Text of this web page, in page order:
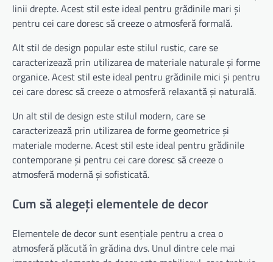
linii drepte. Acest stil este ideal pentru grădinile mari și
pentru cei care doresc să creeze o atmosferă formală.
Alt stil de design popular este stilul rustic, care se
caracterizează prin utilizarea de materiale naturale și forme
organice. Acest stil este ideal pentru grădinile mici și pentru
cei care doresc să creeze o atmosferă relaxantă și naturală.
Un alt stil de design este stilul modern, care se
caracterizează prin utilizarea de forme geometrice și
materiale moderne. Acest stil este ideal pentru grădinile
contemporane și pentru cei care doresc să creeze o
atmosferă modernă și sofisticată.
Cum să alegeți elementele de decor
Elementele de decor sunt esențiale pentru a crea o
atmosferă plăcută în grădina dvs. Unul dintre cele mai